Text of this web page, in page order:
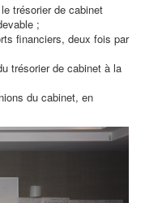
trésorier de cabinet
;
financiers, deux fois par
trésorier de cabinet à la
du cabinet, en